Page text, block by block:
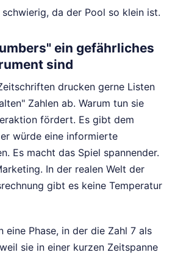
da der Pool so klein ist.
ein gefährliches
sind
drucken gerne Listen
Zahlen ab. Warum tun sie
fördert. Es gibt dem
würde eine informierte
Es macht das Spiel spannender.
In der realen Welt der
gibt es keine Temperatur
eine Phase, in der die Zahl 7 als
sie in einer kurzen Zeitspanne